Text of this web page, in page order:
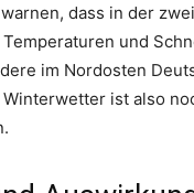
dass in der
und
im Nordosten
ist also